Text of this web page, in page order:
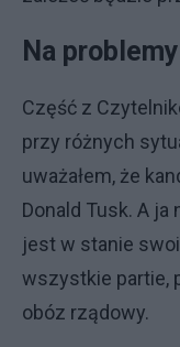
Na
Część z
przy różnych
uważałem, że
Donald Tusk. A ja
jest w stanie
wszystkie partie,
obóz rządowy.